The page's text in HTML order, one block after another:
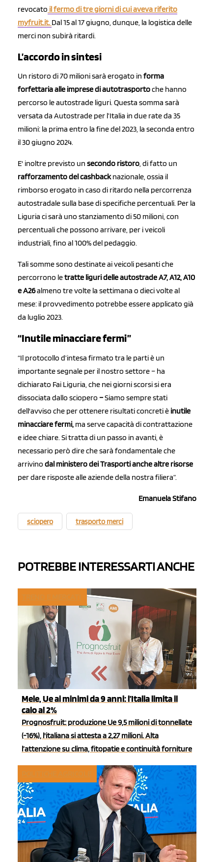
revocato il fermo di tre giorni di cui aveva riferito
myfruit.it. Dal 15 al 17 giugno, dunque, la logistica delle
merci non subirà ritardi.
L’accordo in sintesi
Un ristoro di 70 milioni sarà erogato in forma
forfettaria alle imprese di autotrasportoche hanno
percorso le autostrade liguri. Questa somma sarà
versata da Autostrade per l’Italia in due rate da 35
milioni: la prima entro la fine del 2023, la seconda entro
il 30 giugno 2024.
E' inoltre previsto un secondo ristoro, di fatto un
rafforzamento del cashbacknazionale, ossia il
rimborso erogato in caso di ritardo nella percorrenza
autostradale sulla base di specifiche percentuali. Per la
Liguria ci sarà uno stanziamento di 50 milioni, con
percentuali che possono arrivare, per i veicoli
industriali, fino al 100% del pedaggio.
Tali somme sono destinate ai veicoli pesanti che
percorrono letratte liguri delle autostrade A7, A12, A10
e A26almeno tre volte la settimana o dieci volte al
mese: il provvedimento potrebbe essere applicato già
da luglio 2023.
“Inutile minacciare fermi”
“Il protocollo d’intesa firmato tra le parti è un
importante segnale per il nostro settore – ha
dichiarato Fai Liguria, che nei giorni scorsi si era
dissociata dallo sciopero –Siamo sempre stati
dell'avviso che per ottenere risultati concreti è inutile
minacciare fermi, ma serve capacità di contrattazione
e idee chiare. Si tratta di un passo in avanti, è
necessario però dire che sarà fondamentale che
arrivino dal ministero dei Trasporti anche altre risorse
per dare risposte alle aziende della nostra filiera”.
Emanuela Stifano
sciopero trasporto merci
POTREBBE INTERESSARTI ANCHE
Mele, Ue ai minimi da 9 anni: l’Italia limita il
calo al 2%
Prognosfruit: produzione Ue 9,5 milioni di tonnellate
(-16%), l'italiana si attesta a 2,27 milioni. Alta
l’attenzione su clima, fitopatie e continuità forniture